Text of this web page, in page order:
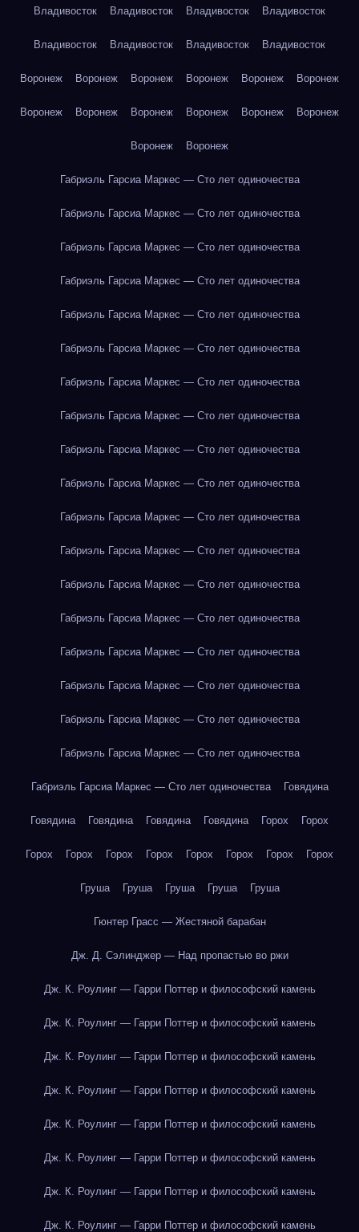
Владивосток Владивосток Владивосток Владивосток
Владивосток Владивосток Владивосток Владивосток
Воронеж Воронеж Воронеж Воронеж Воронеж Воронеж
Воронеж Воронеж Воронеж Воронеж Воронеж Воронеж
Воронеж Воронеж
Габриэль Гарсиа Маркес — Сто лет одиночества
Габриэль Гарсиа Маркес — Сто лет одиночества
Габриэль Гарсиа Маркес — Сто лет одиночества
Габриэль Гарсиа Маркес — Сто лет одиночества
Габриэль Гарсиа Маркес — Сто лет одиночества
Габриэль Гарсиа Маркес — Сто лет одиночества
Габриэль Гарсиа Маркес — Сто лет одиночества
Габриэль Гарсиа Маркес — Сто лет одиночества
Габриэль Гарсиа Маркес — Сто лет одиночества
Габриэль Гарсиа Маркес — Сто лет одиночества
Габриэль Гарсиа Маркес — Сто лет одиночества
Габриэль Гарсиа Маркес — Сто лет одиночества
Габриэль Гарсиа Маркес — Сто лет одиночества
Габриэль Гарсиа Маркес — Сто лет одиночества
Габриэль Гарсиа Маркес — Сто лет одиночества
Габриэль Гарсиа Маркес — Сто лет одиночества
Габриэль Гарсиа Маркес — Сто лет одиночества
Габриэль Гарсиа Маркес — Сто лет одиночества
Габриэль Гарсиа Маркес — Сто лет одиночества Говядина
Говядина Говядина Говядина Говядина Горох Горох
Горох Горох Горох Горох Горох Горох Горох Горох
Груша Груша Груша Груша Груша
Гюнтер Грасс — Жестяной барабан
Дж. Д. Сэлинджер — Над пропастью во ржи
Дж. К. Роулинг — Гарри Поттер и философский камень
Дж. К. Роулинг — Гарри Поттер и философский камень
Дж. К. Роулинг — Гарри Поттер и философский камень
Дж. К. Роулинг — Гарри Поттер и философский камень
Дж. К. Роулинг — Гарри Поттер и философский камень
Дж. К. Роулинг — Гарри Поттер и философский камень
Дж. К. Роулинг — Гарри Поттер и философский камень
Дж. К. Роулинг — Гарри Поттер и философский камень